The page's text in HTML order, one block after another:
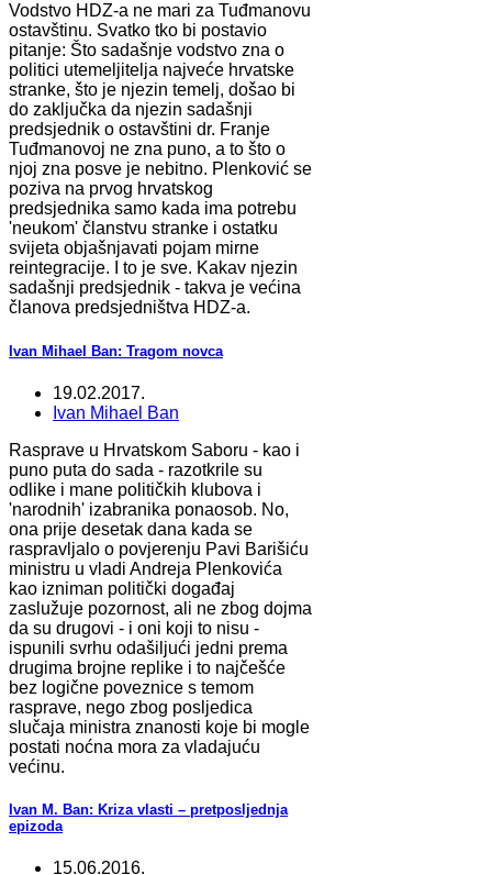
Vodstvo HDZ-a ne mari za Tuđmanovu
ostavštinu. Svatko tko bi postavio
pitanje: Što sadašnje vodstvo zna o
politici utemeljitelja najveće hrvatske
stranke, što je njezin temelj, došao bi
do zaključka da njezin sadašnji
predsjednik o ostavštini dr. Franje
Tuđmanovoj ne zna puno, a to što o
njoj zna posve je nebitno. Plenković se
poziva na prvog hrvatskog
predsjednika samo kada ima potrebu
'neukom' članstvu stranke i ostatku
svijeta objašnjavati pojam mirne
reintegracije. I to je sve. Kakav njezin
sadašnji predsjednik - takva je većina
članova predsjedništva HDZ-a.
Ivan Mihael Ban: Tragom novca
19.02.2017.
Ivan Mihael Ban
Rasprave u Hrvatskom Saboru - kao i
puno puta do sada - razotkrile su
odlike i mane političkih klubova i
'narodnih' izabranika ponaosob. No,
ona prije desetak dana kada se
raspravljalo o povjerenju Pavi Barišiću
ministru u vladi Andreja Plenkovića
kao izniman politički događaj
zaslužuje pozornost, ali ne zbog dojma
da su drugovi - i oni koji to nisu -
ispunili svrhu odašiljući jedni prema
drugima brojne replike i to najčešće
bez logične poveznice s temom
rasprave, nego zbog posljedica
slučaja ministra znanosti koje bi mogle
postati noćna mora za vladajuću
većinu.
Ivan M. Ban: Kriza vlasti – pretposljednja
epizoda
15.06.2016.